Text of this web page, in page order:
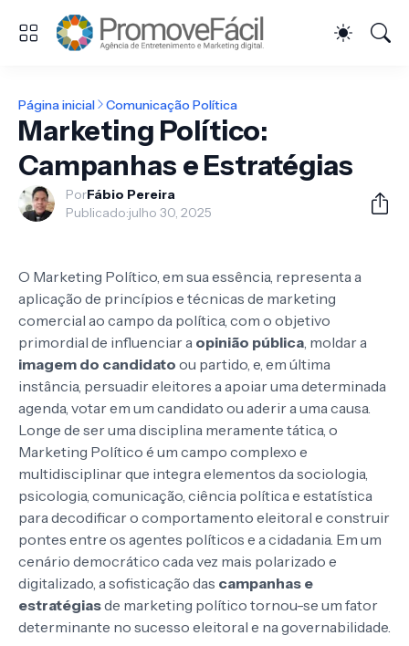
Página inicial Comunicação Política
Marketing Político:
Campanhas e Estratégias
PorFábio Pereira
Publicado:julho 30, 2025
O Marketing Político, em sua essência, representa a
aplicação de princípios e técnicas de marketing
comercial ao campo da política, com o objetivo
primordial de influenciar a opinião pública, moldar a
imagem do candidato ou partido, e, em última
instância, persuadir eleitores a apoiar uma determinada
agenda, votar em um candidato ou aderir a uma causa.
Longe de ser uma disciplina meramente tática, o
Marketing Político é um campo complexo e
multidisciplinar que integra elementos da sociologia,
psicologia, comunicação, ciência política e estatística
para decodificar o comportamento eleitoral e construir
pontes entre os agentes políticos e a cidadania. Em um
cenário democrático cada vez mais polarizado e
digitalizado, a sofisticação das campanhas e
estratégiasde marketing político tornou-se um fator
determinante no sucesso eleitoral e na governabilidade.